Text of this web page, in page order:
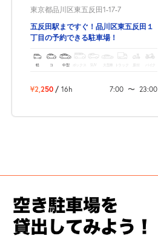
東京都品川区東五反田1-17-7
五反田駅まですぐ！品川区東五反田１
丁目の予約できる駐車場！
軽 コ 中型 ボックス SUV 大型車 トラック バイク
¥2,250 / 16h 7:00 〜 23:00